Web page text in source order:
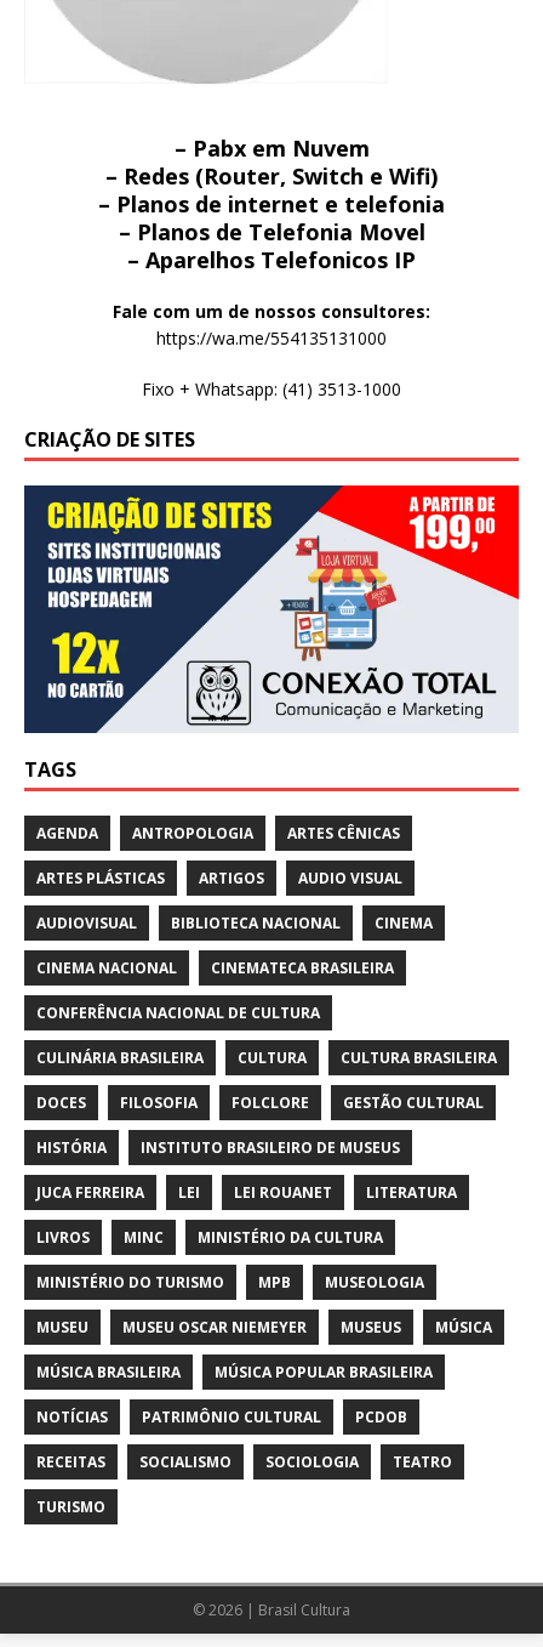
– Pabx em Nuvem
– Redes (Router, Switch e Wifi)
– Planos de internet e telefonia
– Planos de Telefonia Movel
– Aparelhos Telefonicos IP
Fale com um de nossos consultores:
https://wa.me/554135131000
Fixo + Whatsapp: (41) 3513-1000
CRIAÇÃO DE SITES
TAGS
AGENDA ANTROPOLOGIA ARTES CÊNICAS
ARTES PLÁSTICAS ARTIGOS AUDIO VISUAL
AUDIOVISUAL BIBLIOTECA NACIONAL CINEMA
CINEMA NACIONAL CINEMATECA BRASILEIRA
CONFERÊNCIA NACIONAL DE CULTURA
CULINÁRIA BRASILEIRA CULTURA CULTURA BRASILEIRA
DOCES FILOSOFIA FOLCLORE GESTÃO CULTURAL
HISTÓRIA INSTITUTO BRASILEIRO DE MUSEUS
JUCA FERREIRA LEI LEI ROUANET LITERATURA
LIVROS MINC MINISTÉRIO DA CULTURA
MINISTÉRIO DO TURISMO MPB MUSEOLOGIA
MUSEU MUSEU OSCAR NIEMEYER MUSEUS MÚSICA
MÚSICA BRASILEIRA MÚSICA POPULAR BRASILEIRA
NOTÍCIAS PATRIMÔNIO CULTURAL PCDOB
RECEITAS SOCIALISMO SOCIOLOGIA TEATRO
TURISMO
© 2026 | Brasil Cultura